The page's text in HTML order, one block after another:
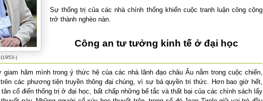
)
Sự thống trị của các nhà chính thống khiến cuộc tranh luận công cộng
trở thành nghèo nàn.
Công an tư tưởng kinh tế ở đại học
hãm mình trong ý thức hệ của các nhà lãnh đạo châu Âu nằm trong cuộc chiến,
các phương tiện truyền thông đại chúng, vì sự bá quyền tri thức. Hơn bao giờ hết,
tân cổ điển thống trị ở đại học, bất chấp những bế tắc và thất bại của các chính sách lấy